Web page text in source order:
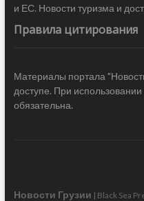
и ЕС. Новости туризма и
Правила цитирования
Материалы портала
доступе. При
обязательна.
Новости Грузии | Black Sea